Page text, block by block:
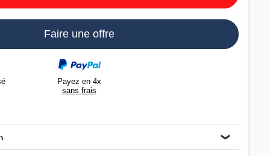
Faire une offre
Payez en 4x
sans frais
❯